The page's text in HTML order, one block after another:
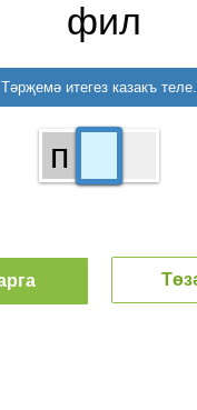
фил
Тәрҗемә итегез казакъ теле.